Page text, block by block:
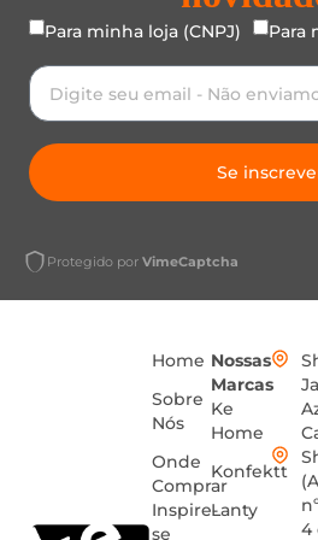
Para minha loja (CNPJ) Para
Se
Protegido por VimeCaptcha
Home
Sobre
Nós
Onde
Comprar
Inspire-
se
Nossas
Marcas
Ke
Home
Konfektt
Lanty
4